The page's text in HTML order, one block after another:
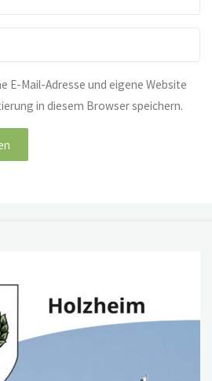
E-Mail-Adresse und eigene Website
in diesem Browser speichern.